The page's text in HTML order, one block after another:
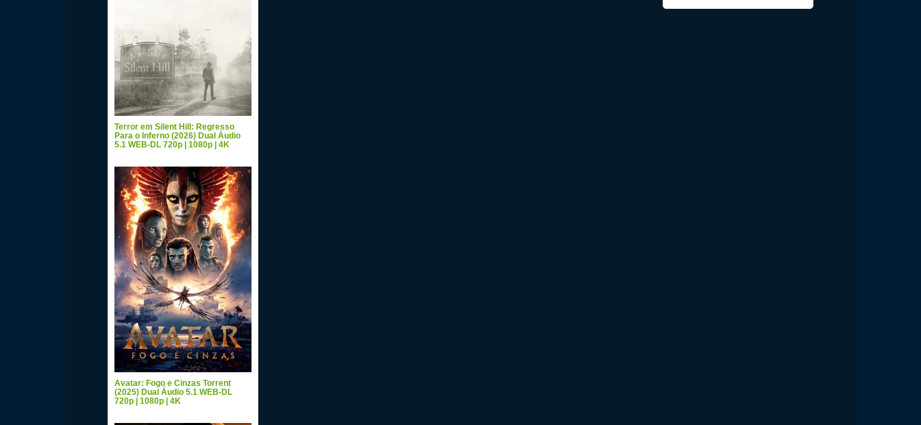
Terror em Silent Hill: Regresso
Para o Inferno (2026) Dual Áudio
5.1 WEB-DL 720p | 1080p | 4K
Avatar: Fogo e Cinzas Torrent
(2025) Dual Áudio 5.1 WEB-DL
720p | 1080p | 4K